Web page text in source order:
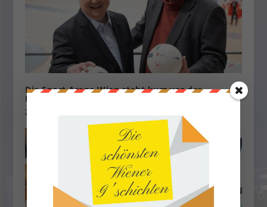
Die Sport Arena Wien steht kurz vor der
Fertigstellung
29. April 2025